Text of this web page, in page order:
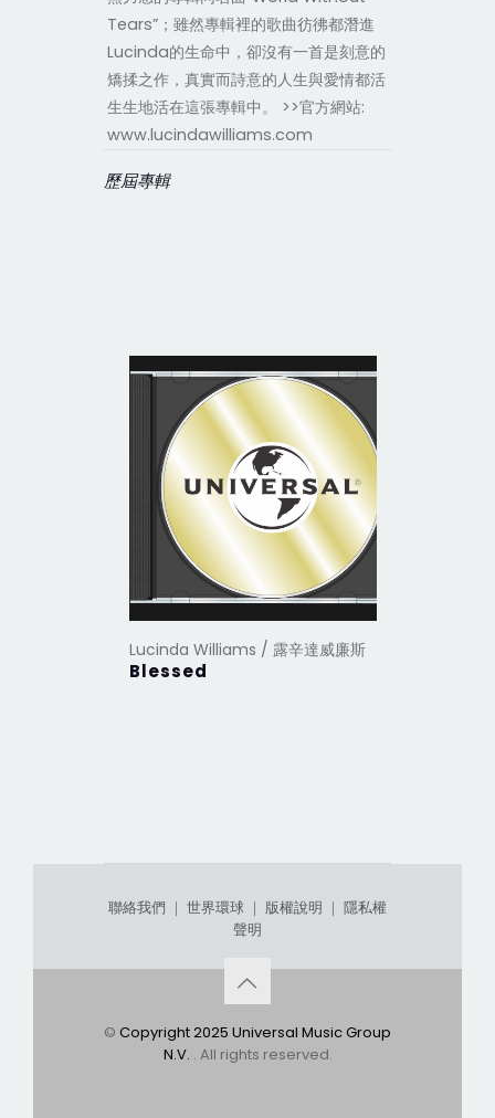
Tears”；雖然專輯裡的歌曲彷彿都潛進
Lucinda的生命中，卻沒有一首是刻意的
矯揉之作，真實而詩意的人生與愛情都活
生生地活在這張專輯中。 >>官方網站:
www.lucindawilliams.com
歷屆專輯
Lucinda Williams / 露辛達威廉斯
Blessed
聯絡我們 ｜ 世界環球 ｜ 版權說明 ｜ 隱私權
聲明
© Copyright 2025 Universal Music Group
N.V. . All rights reserved.